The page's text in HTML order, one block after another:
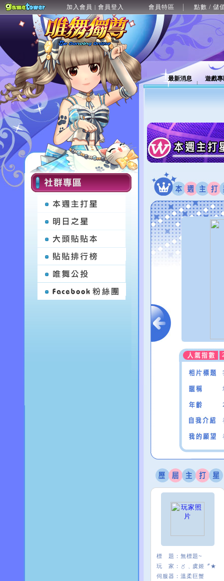
加入會員 | 會員登入 會員特區 點數 / 儲
最新消息 遊戲
標 題： 無標題~
玩 家：
〥﹑虞姬〞★
伺服器： 溫柔巨蟹